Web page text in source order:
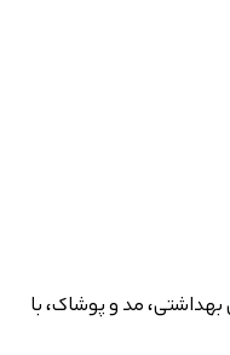
بهداشتی، مد و پوشاک، با